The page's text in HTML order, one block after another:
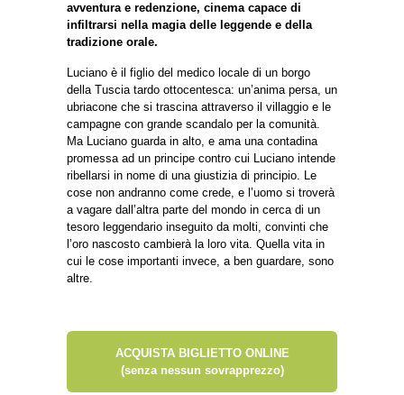
avventura e redenzione, cinema capace di
infiltrarsi nella magia delle leggende e della
tradizione orale.
Luciano è il figlio del medico locale di un borgo
della Tuscia tardo ottocentesca: un’anima persa, un
ubriacone che si trascina attraverso il villaggio e le
campagne con grande scandalo per la comunità.
Ma Luciano guarda in alto, e ama una contadina
promessa ad un principe contro cui Luciano intende
ribellarsi in nome di una giustizia di principio. Le
cose non andranno come crede, e l’uomo si troverà
a vagare dall’altra parte del mondo in cerca di un
tesoro leggendario inseguito da molti, convinti che
l’oro nascosto cambierà la loro vita. Quella vita in
cui le cose importanti invece, a ben guardare, sono
altre.
ACQUISTA BIGLIETTO ONLINE
(senza nessun sovrapprezzo)